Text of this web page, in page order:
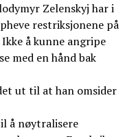
Zelenskyj har i
restriksjonene på
å kunne angripe
med en hånd bak
ut til at han omsider
å nøytralisere